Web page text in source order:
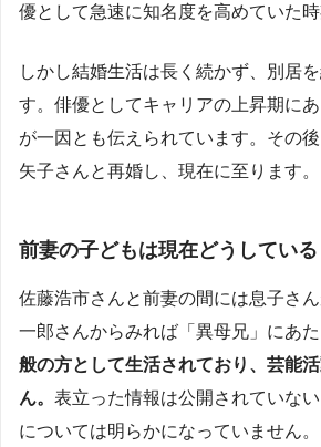
優として急速に知名度を高めていた時
しかし結婚生活は長く続かず、別居
す。俳優としてキャリアの上昇期に
が一因とも伝えられています。その
矢子さんと再婚し、現在に至ります。
前妻の子どもは現在どうしている
佐藤浩市さんと前妻の間には息子さ
一郎さんからみれば「異母兄」にあた
般の方として生活されており、芸能
ん。 表立った情報は公開されていな
については明らかになっていません。